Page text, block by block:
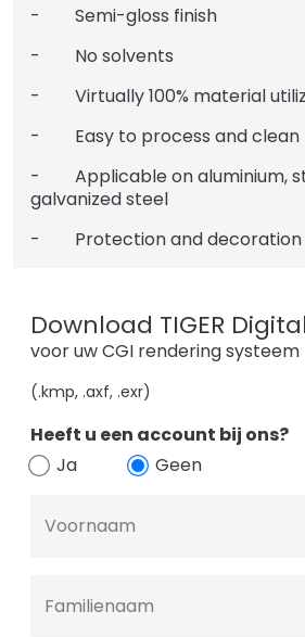
- Semi-gloss finish
- No solvents
- Virtually 100% material
- Easy to process and clean
- Applicable on aluminium,
galvanized steel
- Protection and decoration
Download TIGER
voor uw CGI rendering systeem
(.kmp, .axf, .exr)
Heeft u een account bij ons?
Ja
Geen
Voornaam
Familienaam